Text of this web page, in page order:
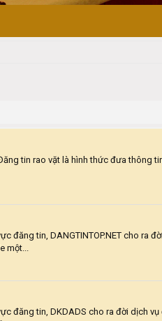
tin rao vặt là hình thức đưa thông
đăng tin, DANGTINTOP.NET cho ra
một...
đăng tin, DKDADS cho ra đời dịch